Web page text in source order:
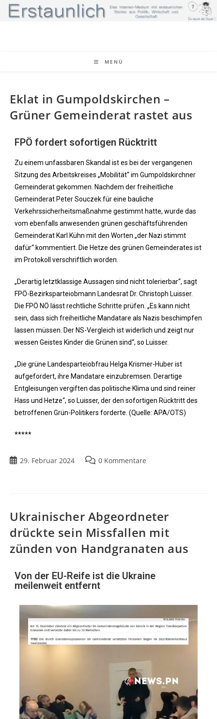
MENÜ
Eklat in Gumpoldskirchen –
Grüner Gemeinderat rastet aus
FPÖ fordert sofortigen Rücktritt
Zu einem unfassbaren Skandal ist es bei der vergangenen
Sitzung des Arbeitskreises „Mobilität“ im Gumpoldskirchner
Gemeinderat gekommen. Nachdem der freiheitliche
Gemeinderat Peter Souczek für eine bauliche
Verkehrssicherheitsmaßnahme gestimmt hatte, wurde das
vom ebenfalls anwesenden grünen geschäftsführenden
Gemeinderat Karl Kühn mit den Worten „der Nazi stimmt
dafür“ kommentiert. Die Hetze des grünen Gemeinderates ist
im Protokoll verschriftlich worden.
„Derartig letztklassige Aussagen sind nicht tolerierbar“, sagt
FPÖ-Bezirksparteiobmann Landesrat Dr. Christoph Luisser.
Die FPÖ NÖ lässt rechtliche Schritte prüfen. „Es kann nicht
sein, dass sich freiheitliche Mandatare als Nazis beschimpfen
lassen müssen. Der NS-Vergleich ist widerlich und zeigt nur
wessen Geistes Kinder die Grünen sind“, so Luisser.
„Die grüne Landesparteiobfrau Helga Krismer-Huber ist
aufgefordert, ihre Mandatare einzubremsen. Derartige
Entgleisungen vergiften das politische Klima und sind reiner
Hass und Hetze“, so Luisser, der den sofortigen Rücktritt des
betroffenen Grün-Politikers forderte. (Quelle: APA/OTS)
*****
29. Februar 2024 0 Kommentare
Ukrainischer Abgeordneter
drückte sein Missfallen mit
zünden von Handgranaten aus
Von der EU-Reife ist die Ukraine
meilenweit entfernt